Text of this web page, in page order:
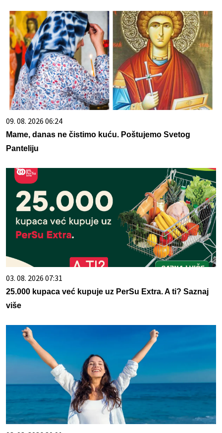
09. 08. 2026 06:24
Mame, danas ne čistimo kuću. Poštujemo Svetog
Panteliju
03. 08. 2026 07:31
25.000 kupaca već kupuje uz PerSu Extra. A ti? Saznaj
više